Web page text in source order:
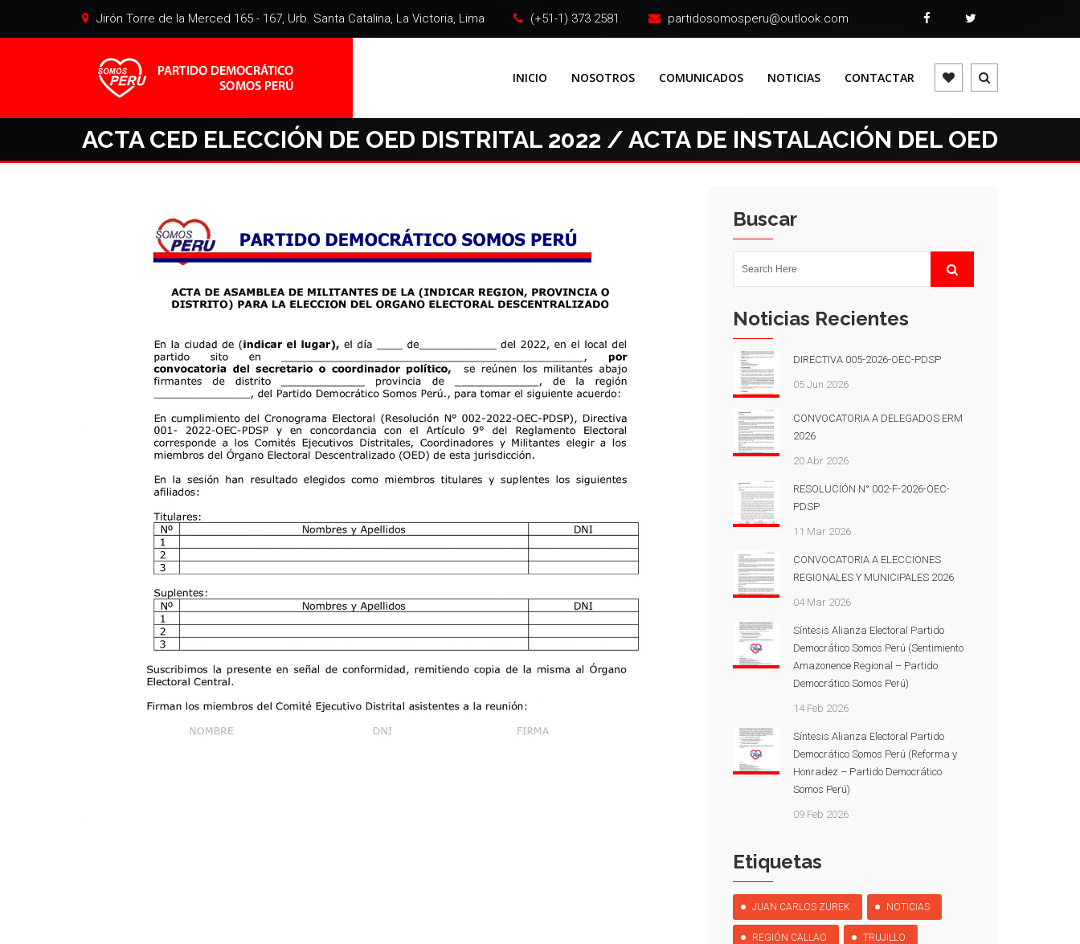
Jirón Torre de la Merced 165 - 167, Urb. Santa Catalina, La Victoria, Lima (+51-1) 373 2581 partidosomosperu@outlook.com
INICIO NOSOTROS COMUNICADOS NOTICIAS CONTACTAR
ACTA CED ELECCIÓN DE OED DISTRITAL 2022 / ACTA DE INSTALACIÓN DEL OED
Buscar
Noticias Recientes
DIRECTIVA 005-2026-OEC-PDSP
05 Jun 2026
CONVOCATORIA A DELEGADOS ERM
2026
20 Abr 2026
RESOLUCIÓN N° 002-F-2026-OEC-
PDSP
11 Mar 2026
CONVOCATORIA A ELECCIONES
REGIONALES Y MUNICIPALES 2026
04 Mar 2026
Síntesis Alianza Electoral Partido
Democrático Somos Perú (Sentimiento
Amazonence Regional – Partido
Democrático Somos Perú)
14 Feb 2026
Síntesis Alianza Electoral Partido
Democrático Somos Perú (Reforma y
Honradez – Partido Democrático
Somos Perú)
09 Feb 2026
Etiquetas
JUAN CARLOS ZUREK NOTICIAS
REGIÓN CALLAO TRUJILLO